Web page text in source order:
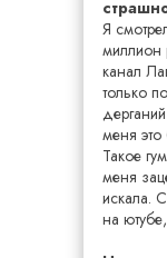
Я
миллион
канал
только
меня
Такое
меня
искала.
на